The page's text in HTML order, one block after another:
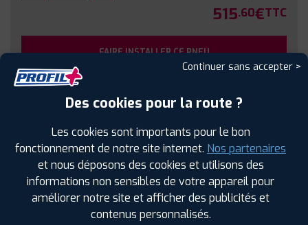
515.60€TTC
FAIRE INSTALLER CE PNEU
Sous réserve de disponibilité en agence
SPÉCIFICATIONS AVIS CLIENTS ÉTIQUETAGE
Étiquetage
Continuer sans accepter >
Des cookies pour la route ?
Les cookies sont importants pour le bon
fonctionnement de notre site internet. Nos partenaires
et nous déposons des cookies et utilisons des
informations non sensibles de votre appareil pour
améliorer notre site et afficher des publicités et
contenus personnalisés.